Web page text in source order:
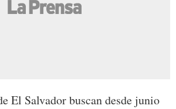
El Salvador buscan desde junio